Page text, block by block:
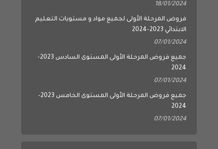
18/01/2024
فروض المرحلة الأولى لجميع مواد و مستويات التعليم
الابتدائي 2023-2024
07/01/2024
جميع فروض المرحلة الأولى المستوى السادس 2023-
2024
07/01/2024
جميع فروض المرحلة الأولى المستوى الخامس 2023-
2024
07/01/2024